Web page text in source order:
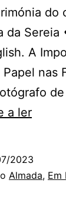
do
da Sereia
A
nas
a lerO
2023
Almada, Em